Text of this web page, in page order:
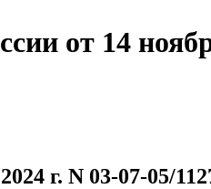
от 14
г. N 03-07-05/